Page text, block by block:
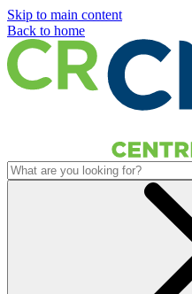
Skip to main content
Back to home